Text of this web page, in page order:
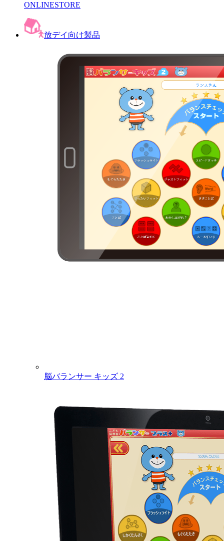
ONLINESTORE
放デイ向け製品
脳バランサー キッズ 2